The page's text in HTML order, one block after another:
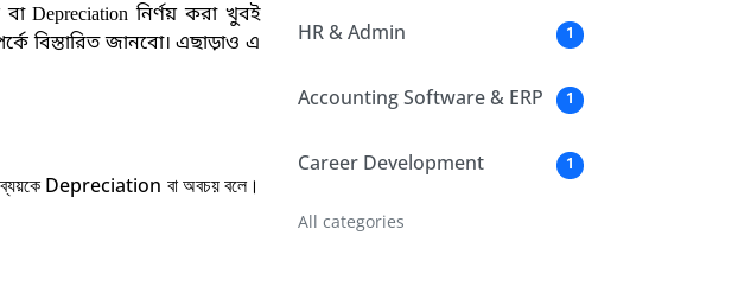
বাDepreciation নির্ণয় করা খুবই
বিস্তারিত জানবো। এছাড়াও এ
Depreciation বা অবচয় বলে।
HR & Admin 1
Accounting Software & ERP 1
Career Development 1
All categories